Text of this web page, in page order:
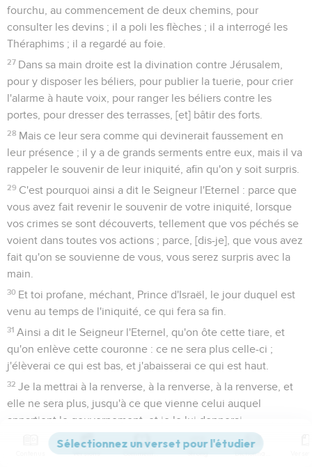
fourchu, au commencement de deux chemins, pour
consulter les devins ; il a poli les flèches ; il a interrogé les
Théraphims ; il a regardé au foie.
27 Dans sa main droite est la divination contre Jérusalem,
pour y disposer les béliers, pour publier la tuerie, pour crier
l'alarme à haute voix, pour ranger les béliers contre les
portes, pour dresser des terrasses, [et] bâtir des forts.
28 Mais ce leur sera comme qui devinerait faussement en
leur présence ; il y a de grands serments entre eux, mais il va
rappeler le souvenir de leur iniquité, afin qu'on y soit surpris.
29 C'est pourquoi ainsi a dit le Seigneur l'Eternel : parce que
vous avez fait revenir le souvenir de votre iniquité, lorsque
vos crimes se sont découverts, tellement que vos péchés se
voient dans toutes vos actions ; parce, [dis-je], que vous avez
fait qu'on se souvienne de vous, vous serez surpris avec la
main.
30 Et toi profane, méchant, Prince d'Israël, le jour duquel est
venu au temps de l'iniquité, ce qui fera sa fin.
31 Ainsi a dit le Seigneur l'Eternel, qu'on ôte cette tiare, et
qu'on enlève cette couronne : ce ne sera plus celle-ci ;
j'élèverai ce qui est bas, et j'abaisserai ce qui est haut.
32 Je la mettrai à la renverse, à la renverse, à la renverse, et
elle ne sera plus, jusqu'à ce que vienne celui auquel
appartient le gouvernement, et je le lui donnerai.
L'assaut contre les Ammonites
Versions Commentaires Strong